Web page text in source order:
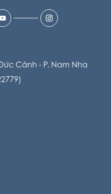
Cảnh - P. Nam Nha